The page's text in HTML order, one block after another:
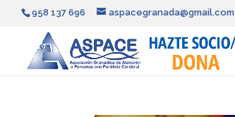
958 137 696 aspacegranada@gmail.com